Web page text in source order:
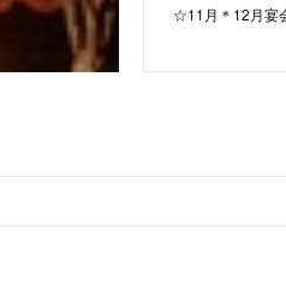
☆11月＊12月宴